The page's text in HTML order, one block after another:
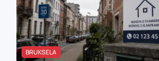
BRUKSELA